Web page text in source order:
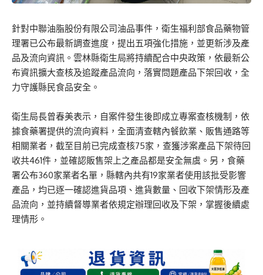
針對中聯油脂股份有限公司油品事件，衛生福利部食品藥物管
理署已公布最新調查進度，提出五項強化措施，並更新涉及產
品及流向資訊。雲林縣衛生局將持續配合中央政策，依最新公
布資訊擴大查核及追蹤產品流向，落實問題產品下架回收，全
力守護縣民食品安全。
衛生局長曾春美表示，自案件發生後即成立專案查核機制，依
據食藥署提供的流向資料，全面清查轄內餐飲業、販售通路等
相關業者，截至目前已完成查核75家，查獲涉案產品下架待回
收共461件，並確認販售架上之產品都是安全無虞。另，食藥
署公布360家業者名單，縣轄內共有19家業者使用該批受影響
產品，均已逐一確認進貨品項、進貨數量、回收下架情形及產
品流向，並持續督導業者依規定辦理回收及下架，掌握後續處
理情形。